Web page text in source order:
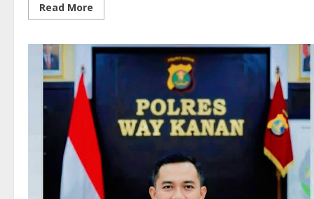
Read More
more
Excel
Activated
[100%